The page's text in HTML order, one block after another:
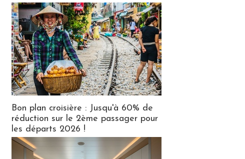
Bon plan croisière : Jusqu'à 60% de
réduction sur le 2ème passager pour
les départs 2026 !